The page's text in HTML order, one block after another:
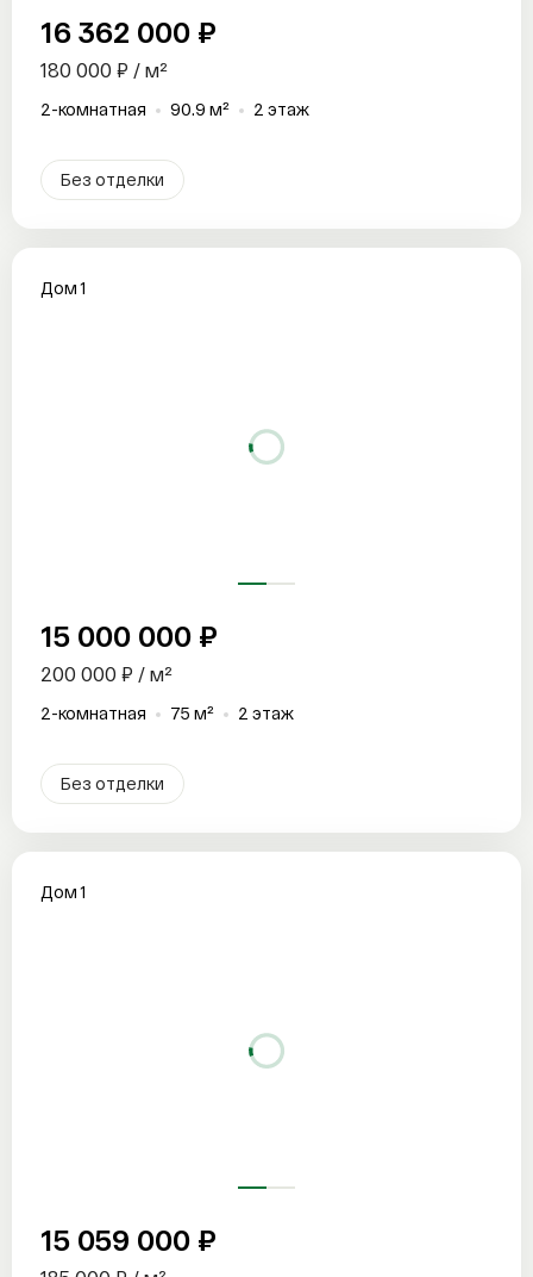
16 362 000 ₽
180 000 ₽ / м²
2-комнатная 90.9 м² 2 этаж
Без отделки
Дом 1
15 000 000 ₽
200 000 ₽ / м²
2-комнатная 75 м² 2 этаж
Без отделки
Дом 1
15 059 000 ₽